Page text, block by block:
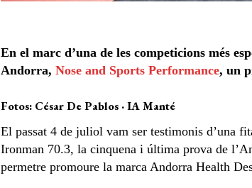
En el marc d’una de les competicions més
Andorra, Nose and Sports Performance, un
Fotos: César De Pablos · IA Manté
El passat 4 de juliol vam ser testimonis d’una
Ironman 70.3, la cinquena i última prova de
permetre promoure la marca Andorra Health